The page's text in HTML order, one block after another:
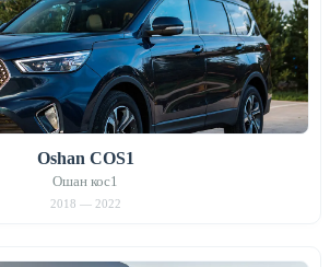
Oshan COS1
Ошан кос1
2018 — 2022